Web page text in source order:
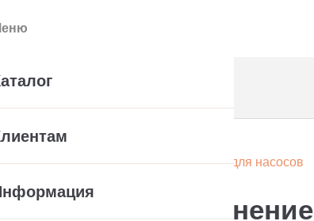
Компонентные уплотнения для насосов
торцевое уплотнение